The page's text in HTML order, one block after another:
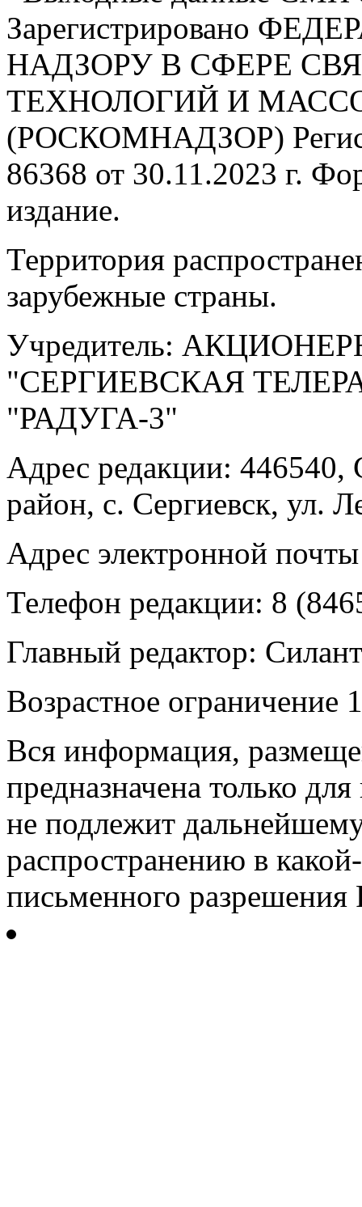
Зарегистрировано
НАДЗОРУ В СФЕРЕ
ТЕХНОЛОГИЙ И
(РОСКОМНАДЗОР)
86368 от 30.11.2023 г.
издание.
Территория
зарубежные страны.
Учредитель:
"СЕРГИЕВСКАЯ
"РАДУГА-3"
Адрес редакции: 446540,
район, с. Сергиевск, ул.
Адрес электронной
Телефон редакции: 8
Главный редактор:
Возрастное ограничение
Вся информация,
предназначена только
не подлежит
распространению в
письменного разрешения